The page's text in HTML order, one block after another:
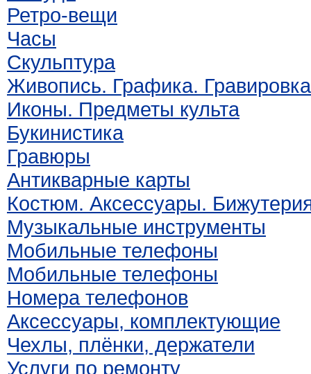
Ретро-вещи
Часы
Скульптура
Живопись. Графика. Гравировка
Иконы. Предметы культа
Букинистика
Гравюры
Антикварные карты
Костюм. Аксессуары.
Музыкальные инструменты
Мобильные телефоны
Мобильные телефоны
Номера телефонов
Аксессуары, комплектующие
Чехлы, плёнки, держатели
Услуги по ремонту